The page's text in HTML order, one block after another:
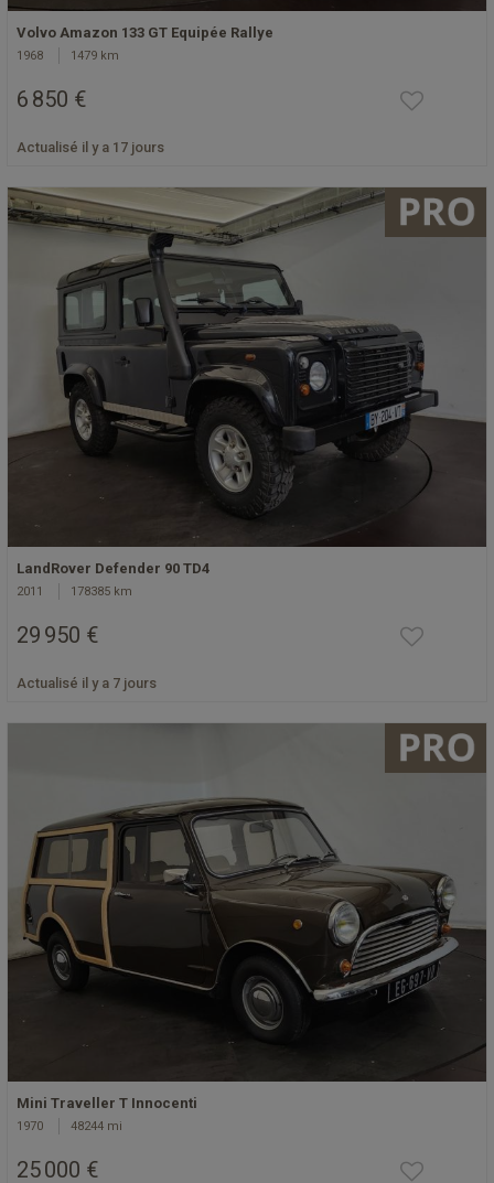
Volvo Amazon 133 GT Equipée Rallye
1968 1479 km
6 850 €
Actualisé il y a 17 jours
LandRover Defender 90 TD4
2011 178385 km
29 950 €
Actualisé il y a 7 jours
Mini Traveller T Innocenti
1970 48244 mi
25 000 €